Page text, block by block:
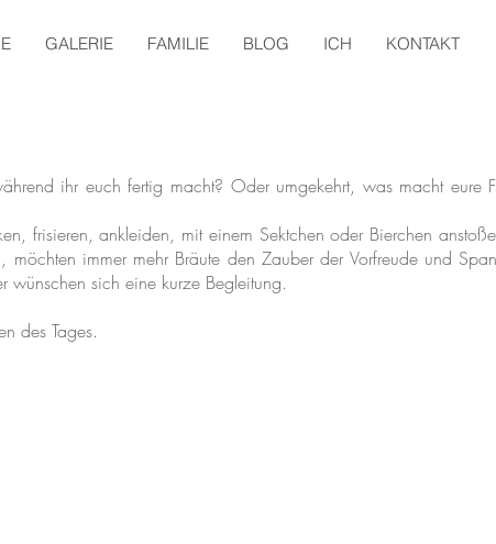
GALERIE FAMILIE BLOG ICH KONTAKT
ihr euch fertig macht? Oder umgekehrt, was macht eure
frisieren, ankleiden, mit einem Sektchen oder Bierchen
möchten immer mehr Bräute den Zauber der Vorfreude und
sich eine kurze Begleitung.
des Tages.